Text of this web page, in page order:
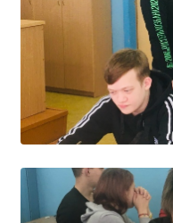
Международное
Организация
организации
УЧЕБНАЯ РАБОТА
Расписание
Локальные акты